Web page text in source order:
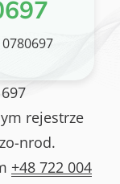
rejestrze
nrod.
+48 722 004